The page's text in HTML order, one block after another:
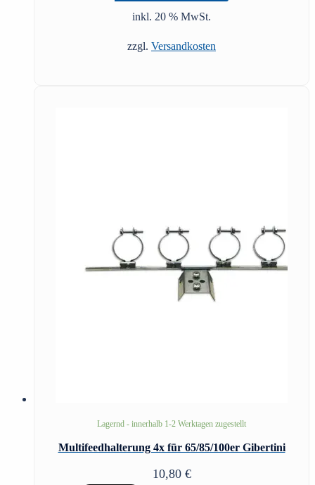
inkl. 20 % MwSt.
zzgl. Versandkosten
Lagernd - innerhalb 1-2 Werktagen zugestellt
Multifeedhalterung 4x für 65/85/100er Gibertini
10,80 €